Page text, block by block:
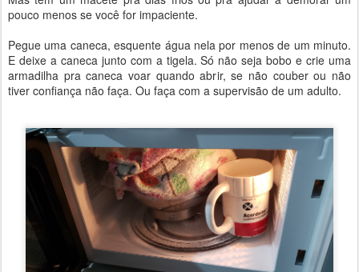
pouco menos se você for impaciente.
Pegue uma caneca, esquente água nela por menos de um minuto.
E deixe a caneca junto com a tigela. Só não seja bobo e crie uma
armadilha pra caneca voar quando abrir, se não couber ou não
tiver confiança não faça. Ou faça com a supervisão de um adulto.